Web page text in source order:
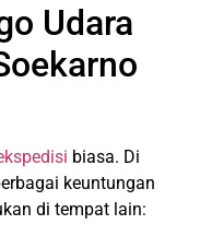
Udara
biasa. Di
keuntungan
di tempat lain: